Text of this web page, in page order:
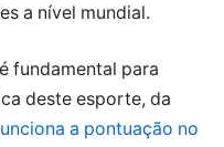
a nível mundial.
fundamental para
deste esporte, da
a pontuação no